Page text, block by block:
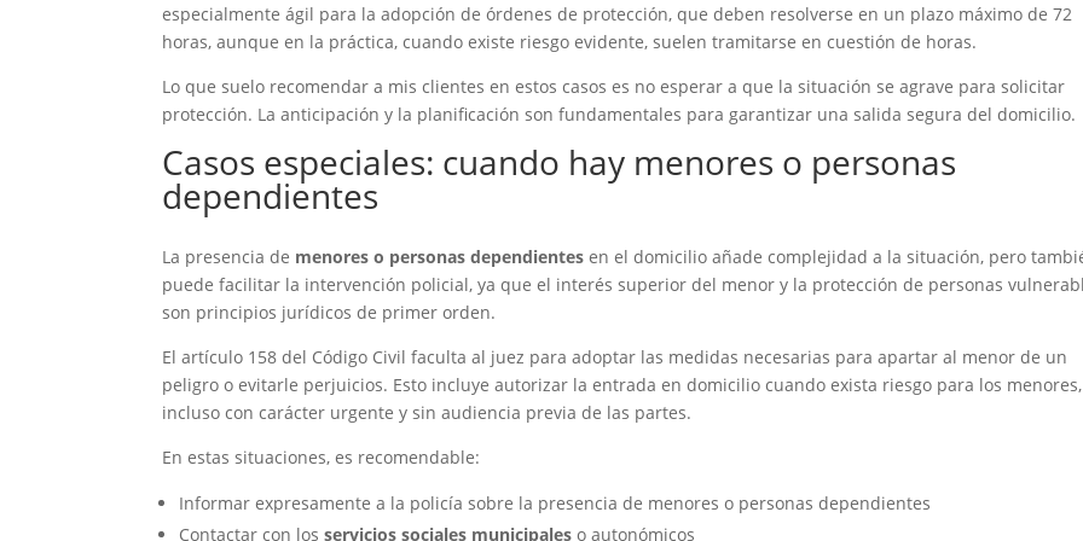
especialmente ágil para la adopción de órdenes de protección, que deben resolverse en un plazo máximo de 72
horas, aunque en la práctica, cuando existe riesgo evidente, suelen tramitarse en cuestión de horas.
Lo que suelo recomendar a mis clientes en estos casos es no esperar a que la situación se agrave para solicitar
protección. La anticipación y la planificación son fundamentales para garantizar una salida segura del domicilio.
Casos especiales: cuando hay menores o personas
dependientes
La presencia de menores o personas dependientes en el domicilio añade complejidad a la situación, pero
puede facilitar la intervención policial, ya que el interés superior del menor y la protección de personas
son principios jurídicos de primer orden.
El artículo 158 del Código Civil faculta al juez para adoptar las medidas necesarias para apartar al menor de un
peligro o evitarle perjuicios. Esto incluye autorizar la entrada en domicilio cuando exista riesgo para los menores,
incluso con carácter urgente y sin audiencia previa de las partes.
En estas situaciones, es recomendable:
Informar expresamente a la policía sobre la presencia de menores o personas dependientes
Contactar con losservicios sociales municipales o autonómicos